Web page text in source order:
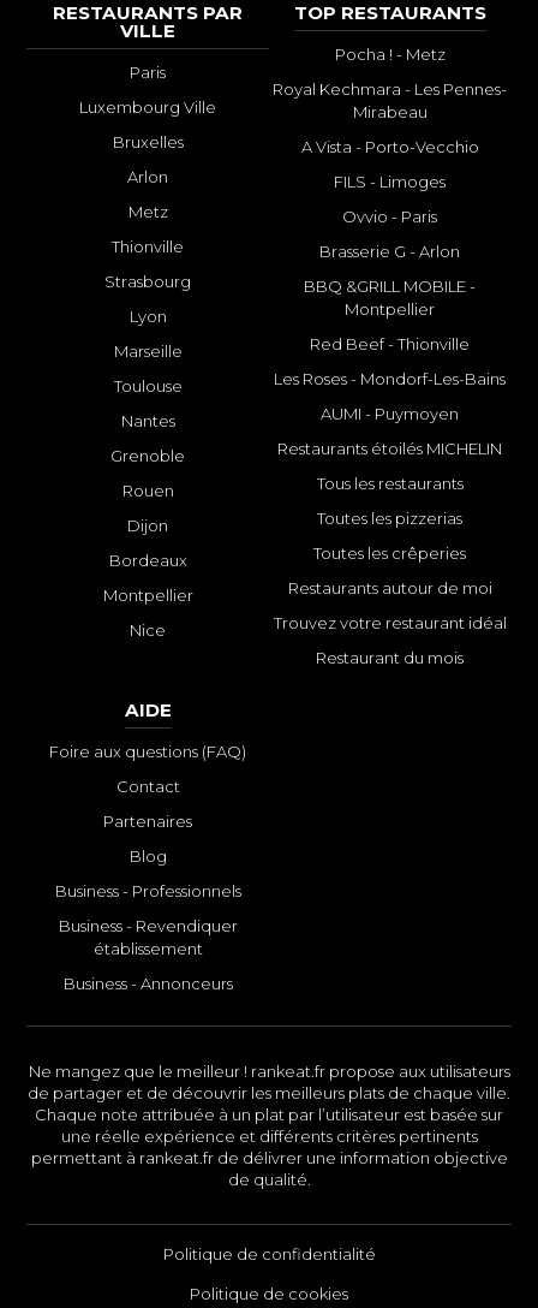
RESTAURANTS PAR
VILLE
Paris
Luxembourg Ville
Bruxelles
Arlon
Metz
Thionville
Strasbourg
Lyon
Marseille
Toulouse
Nantes
Grenoble
Rouen
Dijon
Bordeaux
Montpellier
Nice
TOP RESTAURANTS
Pocha ! - Metz
Royal Kechmara - Les Pennes-
Mirabeau
A Vista - Porto-Vecchio
FILS - Limoges
Ovvio - Paris
Brasserie G - Arlon
BBQ &GRILL MOBILE -
Montpellier
Red Beef - Thionville
Les Roses - Mondorf-Les-Bains
AUMI - Puymoyen
Restaurants étoilés MICHELIN
Tous les restaurants
Toutes les pizzerias
Toutes les crêperies
Restaurants autour de moi
Trouvez votre restaurant idéal
Restaurant du mois
AIDE
Foire aux questions (FAQ)
Contact
Partenaires
Blog
Business - Professionnels
Business - Revendiquer
établissement
Business - Annonceurs
Ne mangez que le meilleur ! rankeat.fr propose aux utilisateurs
de partager et de découvrir les meilleurs plats de chaque ville.
Chaque note attribuée à un plat par l’utilisateur est basée sur
une réelle expérience et différents critères pertinents
permettant à rankeat.fr de délivrer une information objective
de qualité.
Politique de confidentialité
Politique de cookies